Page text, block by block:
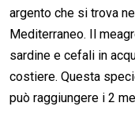
argento che si trova
Mediterraneo. Il
sardine e cefali in
costiere. Questa
può raggiungere i 2